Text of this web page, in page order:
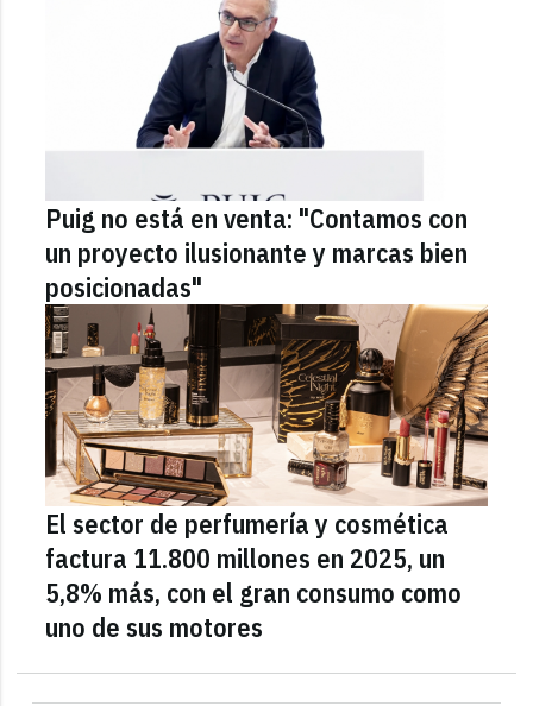
Puig no está en venta: "Contamos con
un proyecto ilusionante y marcas bien
posicionadas"
El sector de perfumería y cosmética
factura 11.800 millones en 2025, un
5,8% más, con el gran consumo como
uno de sus motores